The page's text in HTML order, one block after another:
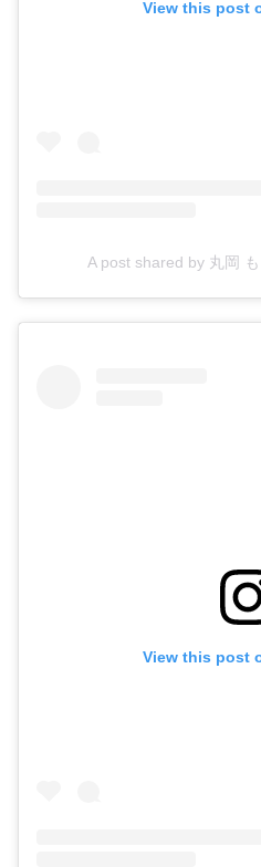
View this post
A post shared by 丸岡
View this post